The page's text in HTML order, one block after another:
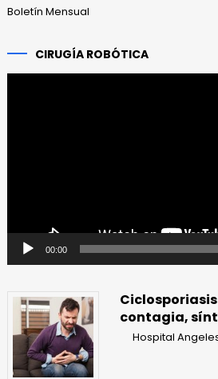
Boletín Mensual
CIRUGÍA ROBÓTICA
00:00
contagia,
Hospital